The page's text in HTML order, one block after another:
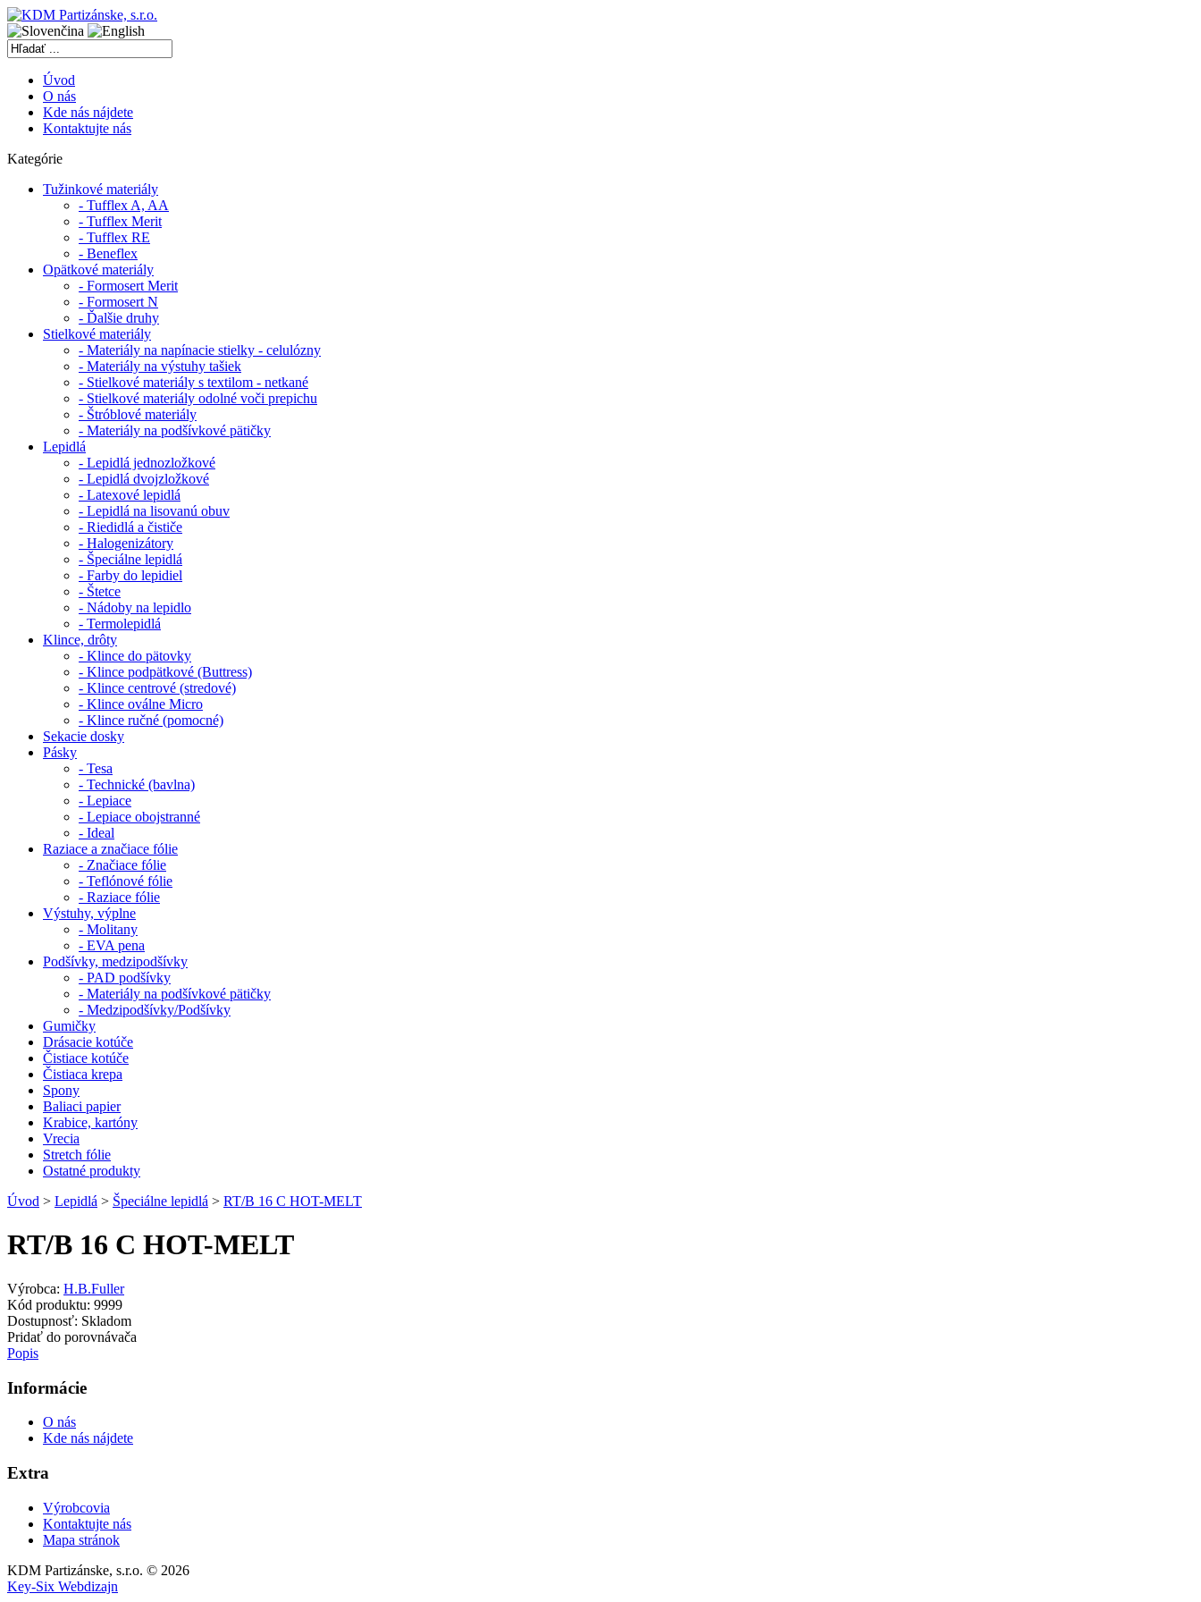
Úvod
O nás
Kde nás nájdete
Kontaktujte nás
Kategórie
Tužinkové materiály
- Tufflex A, AA
- Tufflex Merit
- Tufflex RE
- Beneflex
Opätkové materiály
- Formosert Merit
- Formosert N
- Ďalšie druhy
Stielkové materiály
- Materiály na napínacie stielky - celulózny
- Materiály na výstuhy tašiek
- Stielkové materiály s textilom - netkané
- Stielkové materiály odolné voči prepichu
- Štróblové materiály
- Materiály na podšívkové pätičky
Lepidlá
- Lepidlá jednozložkové
- Lepidlá dvojzložkové
- Latexové lepidlá
- Lepidlá na lisovanú obuv
- Riedidlá a čističe
- Halogenizátory
- Špeciálne lepidlá
- Farby do lepidiel
- Štetce
- Nádoby na lepidlo
- Termolepidlá
Klince, drôty
- Klince do pätovky
- Klince podpätkové (Buttress)
- Klince centrové (stredové)
- Klince oválne Micro
- Klince ručné (pomocné)
Sekacie dosky
Pásky
- Tesa
- Technické (bavlna)
- Lepiace
- Lepiace obojstranné
- Ideal
Raziace a značiace fólie
- Značiace fólie
- Teflónové fólie
- Raziace fólie
Výstuhy, výplne
- Molitany
- EVA pena
Podšívky, medzipodšívky
- PAD podšívky
- Materiály na podšívkové pätičky
- Medzipodšívky/Podšívky
Gumičky
Drásacie kotúče
Čistiace kotúče
Čistiaca krepa
Spony
Baliaci papier
Krabice, kartóny
Vrecia
Stretch fólie
Ostatné produkty
Úvod > Lepidlá > Špeciálne lepidlá > RT/B 16 C HOT-MELT
RT/B 16 C HOT-MELT
Výrobca: H.B.Fuller
Kód produktu: 9999
Dostupnosť: Skladom
Pridať do porovnávača
Popis
Informácie
O nás
Kde nás nájdete
Extra
Výrobcovia
Kontaktujte nás
Mapa stránok
KDM Partizánske, s.r.o. © 2026
Key-Six Webdizajn